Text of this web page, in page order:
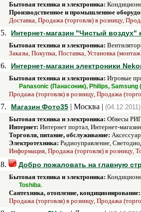
Бытовая техника и электроника:
Производственное и промышленное
Доставка, Продажа (торговля) в розницу,
5. Интернет-магазин "Чистый воздух"
Бытовая техника и электроника:
Заказы, Покупка, Поставка, Установка
6. Интернет-магазин электроники
Бытовая техника и электроника: Игровые
Panasonic (Панасоник), Philips,
Продажа (торговля) в розницу, Продажа
7. Магазин Фото35 | Москва | (04.12.2011)
Бытовая техника и электроника: Обвесы
Интернет: Интернет портал, Интернет-
Торговля, питание, обслуживание:
Электротехника: Радиоуправление,
Информация, Продажа (торговля) в розницу,
8. Добро пожаловать на главную
Бытовая техника и электроника:
Toshiba.
Сантехника, отопление, кондиционирование:
Продажа (торговля) в розницу, Продажа